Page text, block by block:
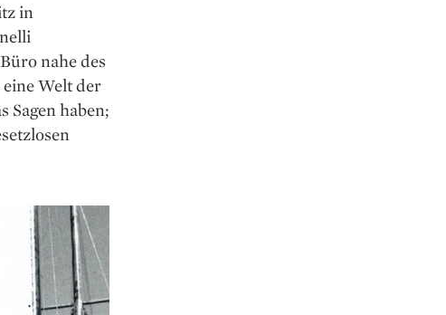
in
nahe des
Welt der
Sagen haben;